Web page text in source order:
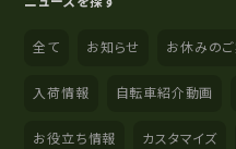
全て お知らせ お休みの
入荷情報 自転車紹介動画
お役立ち情報 カスタマイズ